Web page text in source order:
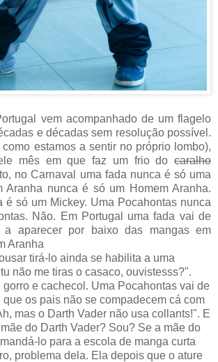
vem acompanhado de um flagelo
e décadas sem resolução possível.
estamos a sentir no próprio lombo),
mês em que faz um frio do caralho
no Carnaval uma fada nunca é só uma
Aranha nunca é só um Homem Aranha.
é só um Mickey. Uma Pocahontas nunca
Não. Em Portugal uma fada vai de
a aparecer por baixo das mangas em
Aranha
tirá-lo ainda se habilita a uma
não me tiras o casaco, ouvistesss?".
gorro e cachecol. Uma Pocahontas vai de
os pais não se compadecem cá com
mas o Darth Vader não usa collants!". E
do Darth Vader? Sou? Se a mãe do
lo para a escola de manga curta
problema dela. Ela depois que o ature